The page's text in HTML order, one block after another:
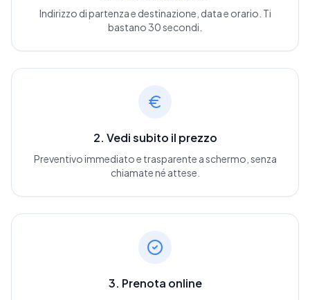
Indirizzo di partenza e destinazione, data e orario. Ti
bastano 30 secondi.
2. Vedi subito il prezzo
Preventivo immediato e trasparente a schermo, senza
chiamate né attese.
3. Prenota online